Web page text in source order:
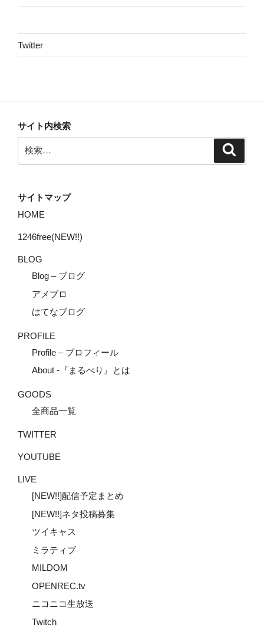
Twitter
サイト内検索
索:
サイトマップ
HOME
1246free(NEW!!)
BLOG
Blog – ブログ
アメブロ
はてなブログ
PROFILE
Profile – プロフィール
About -『まるべり』とは
GOODS
全商品一覧
TWITTER
YOUTUBE
LIVE
[NEW!!]配信予定まとめ
[NEW!!]ネタ投稿募集
ツイキャス
ミラティブ
MILDOM
OPENREC.tv
ニコニコ生放送
Twitch